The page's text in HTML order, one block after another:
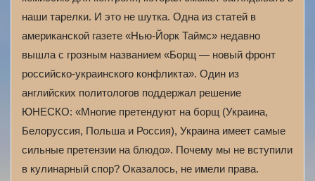
наши тарелки. И это не шутка. Одна из статей в
американской газете «Нью-Йорк Таймс» недавно
вышла с грозным названием «Борщ — новый фронт
российско-украинского конфликта». Один из
английских политологов поддержал решение
ЮНЕСКО: «Многие претендуют на борщ (Украина,
Белоруссия, Польша и Россия), Украина имеет самые
сильные претензии на блюдо». Почему мы не вступили
в кулинарный спор? Оказалось, не имели права.